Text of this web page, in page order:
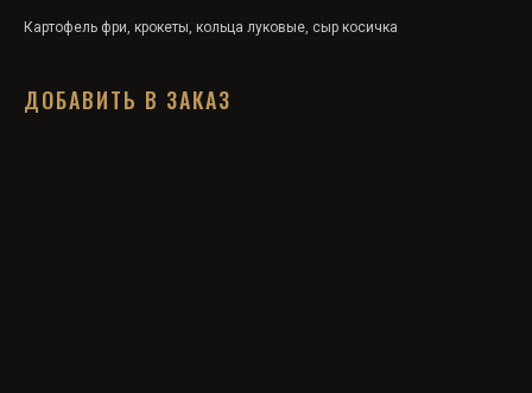
Картофель фри, крокеты, кольца луковые, сыр косичка
ДОБАВИТЬ В ЗАКАЗ